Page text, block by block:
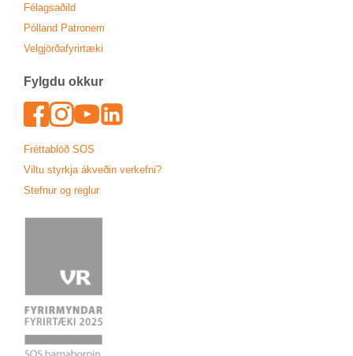
Fé­lags­að­ild
Pól­land Patronem
Vel­gjörða­fyr­ir­tæki
Fylgdu okk­ur
Face­book
In­sta­gram
Youtu­be
Lin­ked­In
Frétta­blöð SOS
Viltu styrkja ákveð­in verk­efni?
Stefn­ur og regl­ur